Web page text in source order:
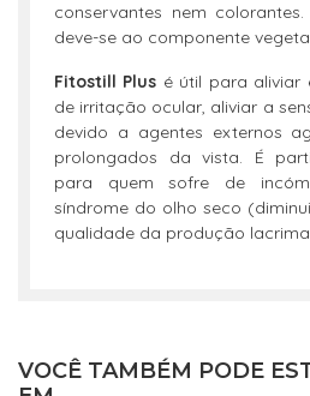
conservantes nem
deve-se ao componente
Fitostill Plus é útil para aliviar
de irritação ocular, aliviar a
devido a agentes externos
prolongados da vista. É
para quem sofre de
síndrome do olho seco
qualidade da produção
VOCÊ TAMBÉM PODE